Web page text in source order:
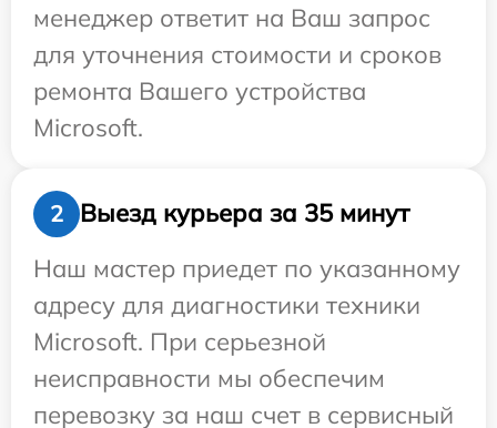
менеджер ответит на Ваш запрос
для уточнения стоимости и сроков
ремонта Вашего устройства
Microsoft.
2
Выезд курьера за 35 минут
Наш мастер приедет по указанному
адресу для диагностики техники
Microsoft. При серьезной
неисправности мы обеспечим
перевозку за наш счет в сервисный